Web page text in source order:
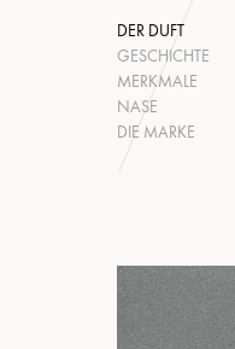
DER DUFT
GESCHICHTE
MERKMALE
NASE
DIE MARKE